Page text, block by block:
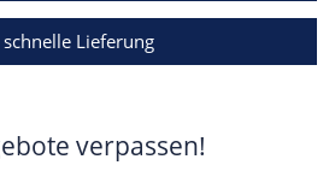
schnelle Lieferung
verpassen!